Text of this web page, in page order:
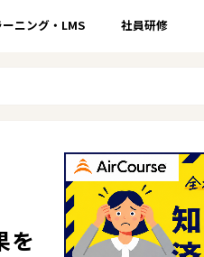
ーニング・LMS 社員研修
を